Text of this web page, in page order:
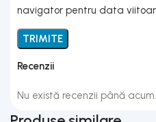
Recenzii
Nu există recenzii până acum.
navigator pentru data